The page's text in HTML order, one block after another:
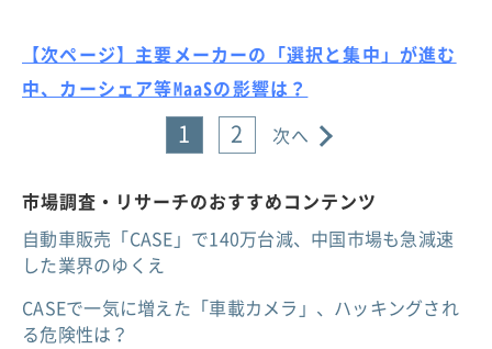
【次ページ】主要メーカーの「選択と集中」が進む
中、カーシェア等MaaSの影響は？
1 2 次へ
市場調査・リサーチのおすすめコンテンツ
自動車販売「CASE」で140万台減、中国市場も急減速
した業界のゆくえ
CASEで一気に増えた「車載カメラ」、ハッキングされ
る危険性は？